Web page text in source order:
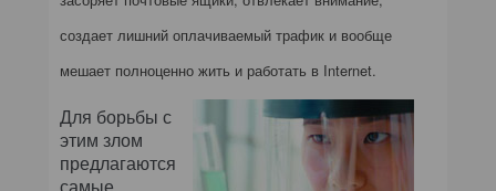
создает лишний оплачиваемый трафик и вообще
мешает полноценно жить и работать в Internet.
Для борьбы с
этим злом
предлагаются